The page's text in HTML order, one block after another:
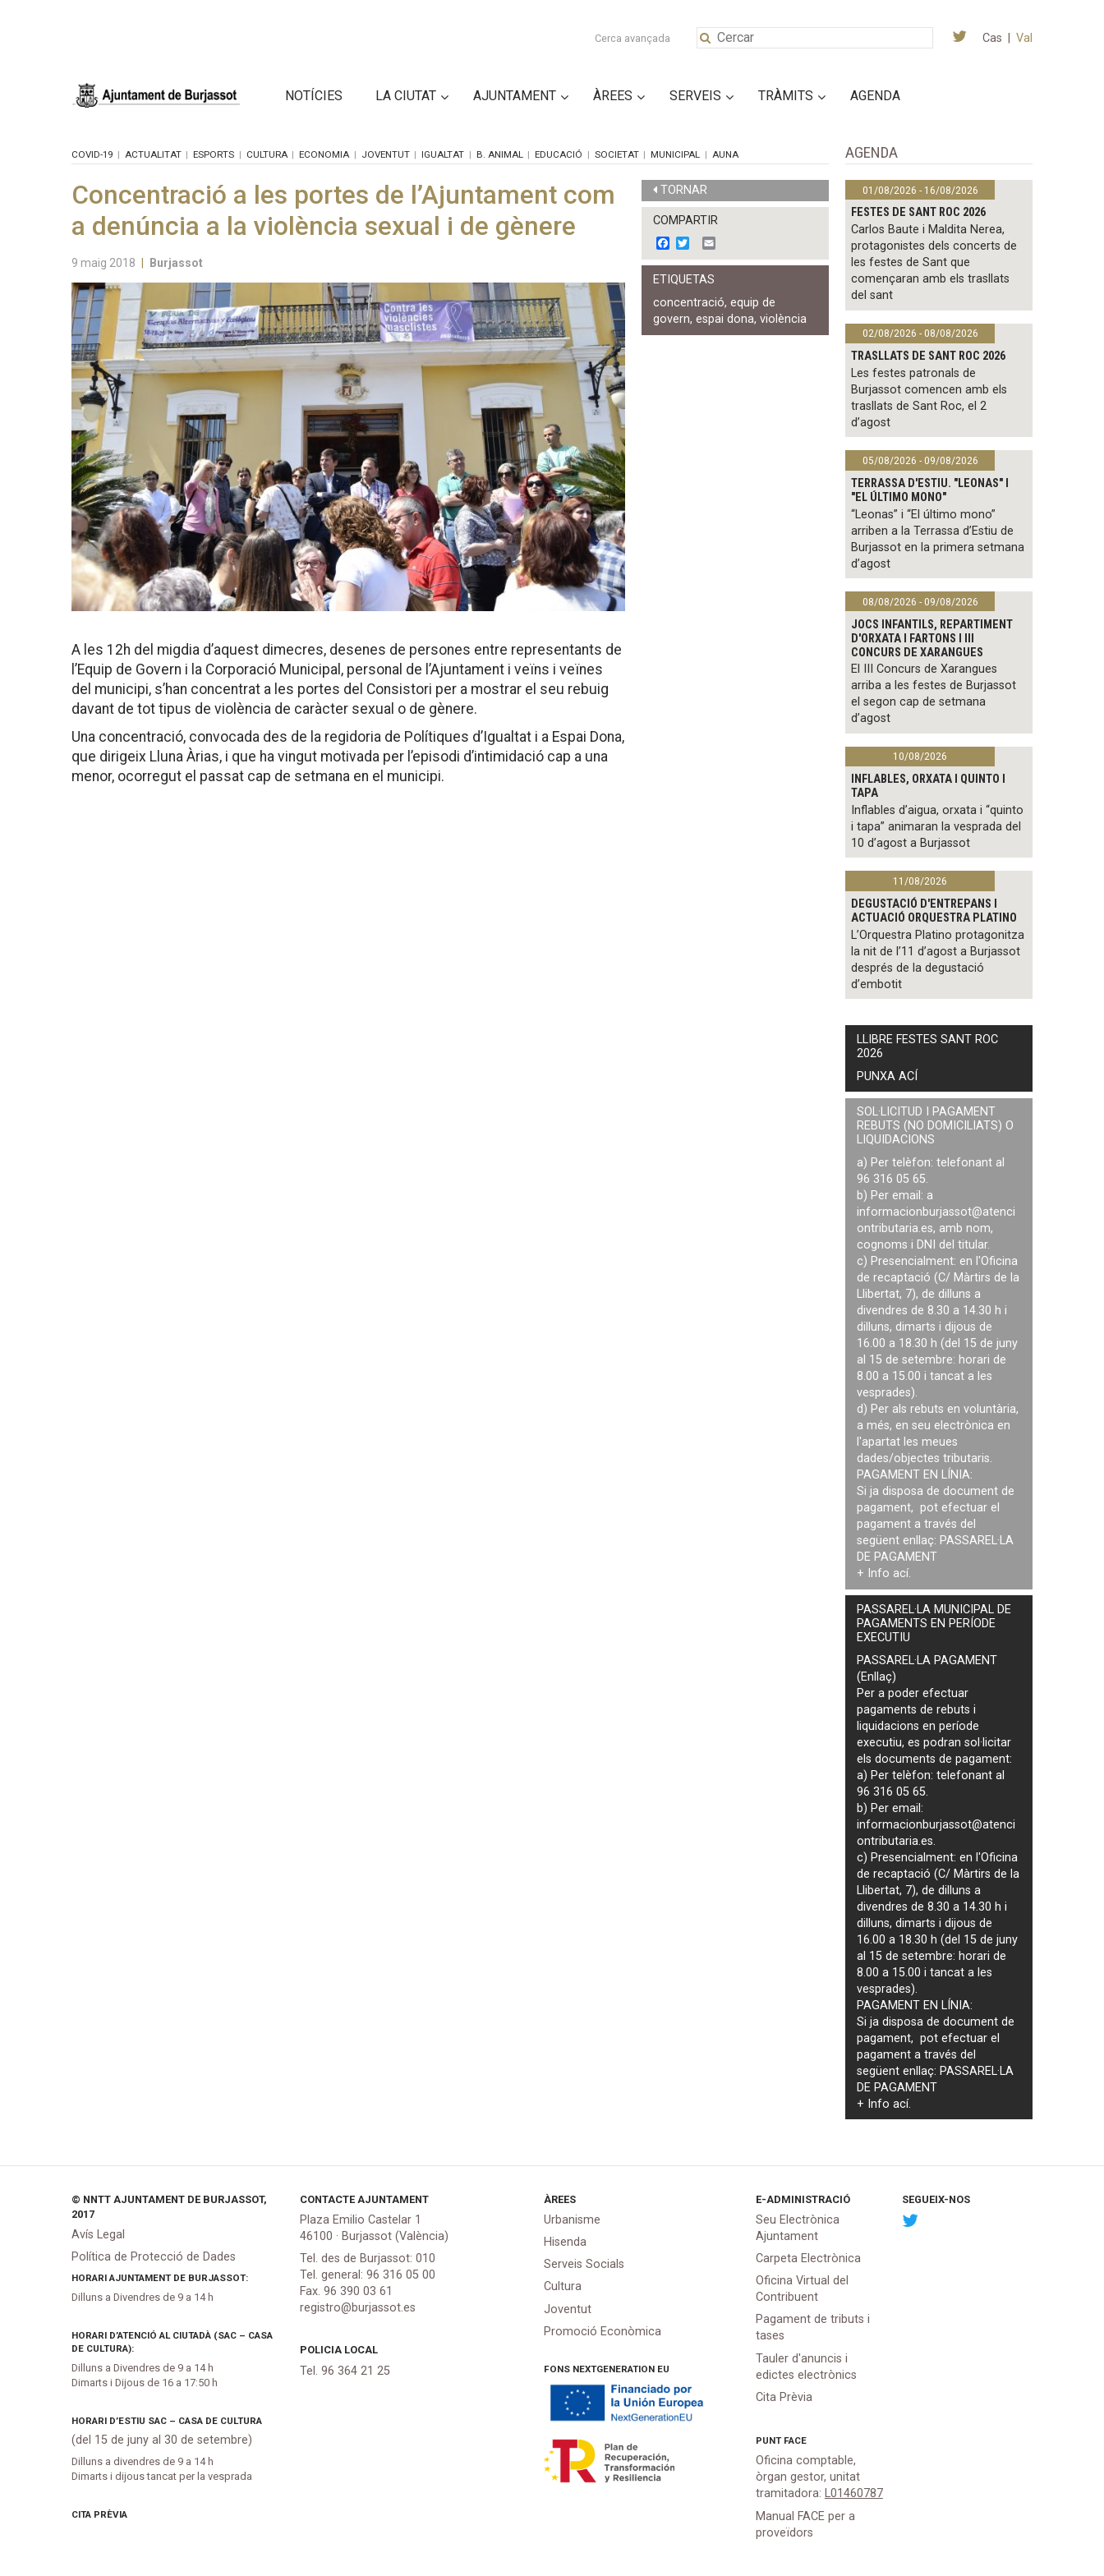
Cerca avançada Cas Val
NOTÍCIES LA CIUTAT AJUNTAMENT ÀREES SERVEIS TRÀMITS AGENDA
COVID-19 ACTUALITAT ESPORTS CULTURA ECONOMIA JOVENTUT IGUALTAT B. ANIMAL EDUCACIÓ SOCIETAT MUNICIPAL AUNA
Concentració a les portes de l’Ajuntament com
a denúncia a la violència sexual i de gènere
9 maig 2018 Burjassot
A les 12h del migdia d’aquest dimecres, desenes de persones entre representants de
l’Equip de Govern i la Corporació Municipal, personal de l’Ajuntament i veïns i veïnes
del municipi, s’han concentrat a les portes del Consistori per a mostrar el seu rebuig
davant de tot tipus de violència de caràcter sexual o de gènere.
Una concentració, convocada des de la regidoria de Polítiques d’Igualtat i a Espai Dona,
que dirigeix Lluna Àrias, i que ha vingut motivada per l’episodi d’intimidació cap a una
menor, ocorregut el passat cap de setmana en el municipi.
TORNAR
COMPARTIR
F
a
c
e
o
o
k
w
i
t
e
r
m
a
l
ETIQUETAS
concentració,equip de
govern,espai dona,violència
AGENDA
01/08/2026 - 16/08/2026
FESTES DE SANT ROC 2026
Carlos Baute i Maldita Nerea,
protagonistes dels concerts de
les festes de Sant que
començaran amb els trasllats
del sant
02/08/2026 - 08/08/2026
TRASLLATS DE SANT ROC 2026
Les festes patronals de
Burjassot comencen amb els
trasllats de Sant Roc, el 2
d’agost
05/08/2026 - 09/08/2026
TERRASSA D'ESTIU. "LEONAS" I
"EL ÚLTIMO MONO"
“Leonas” i “El último mono”
arriben a la Terrassa d’Estiu de
Burjassot en la primera setmana
d’agost
08/08/2026 - 09/08/2026
JOCS INFANTILS, REPARTIMENT
D'ORXATA I FARTONS I III
CONCURS DE XARANGUES
El III Concurs de Xarangues
arriba a les festes de Burjassot
el segon cap de setmana
d’agost
10/08/2026
INFLABLES, ORXATA I QUINTO I
TAPA
Inflables d’aigua, orxata i “quinto
i tapa” animaran la vesprada del
10 d’agost a Burjassot
11/08/2026
DEGUSTACIÓ D'ENTREPANS I
ACTUACIÓ ORQUESTRA PLATINO
L’Orquestra Platino protagonitza
la nit de l’11 d’agost a Burjassot
després de la degustació
d’embotit
LLIBRE FESTES SANT ROC
2026
PUNXA ACÍ
SOL·LICITUD I PAGAMENT
REBUTS (NO DOMICILIATS) O
LIQUIDACIONS
a) Per telèfon: telefonant al
96 316 05 65.
b) Per email: a
informacionburjassot@atenci
ontributaria.es, amb nom,
cognoms i DNI del titular.
c) Presencialment: en l'Oficina
de recaptació (C/ Màrtirs de la
Llibertat, 7), de dilluns a
divendres de 8.30 a 14.30 h i
dilluns, dimarts i dijous de
16.00 a 18.30 h (del 15 de juny
al 15 de setembre: horari de
8.00 a 15.00 i tancat a les
vesprades).
d) Per als rebuts en voluntària,
a més, en seu electrònica en
l'apartat les meues
dades/objectes tributaris.
PAGAMENT EN LÍNIA:
Si ja disposa de document de
pagament, pot efectuar el
pagament a través del
següent enllaç: PASSAREL·LA
DE PAGAMENT
+ Info ací.
PASSAREL·LA MUNICIPAL DE
PAGAMENTS EN PERÍODE
EXECUTIU
PASSAREL·LA PAGAMENT
(Enllaç)
Per a poder efectuar
pagaments derebuts i
liquidacions en període
executiu, es podransol·licitar
els documents de pagament:
a) Per telèfon: telefonant al
96 316 05 65.
b) Per email:
informacionburjassot@atenci
ontributaria.es.
c) Presencialment: en l'Oficina
de recaptació (C/ Màrtirs de la
Llibertat, 7), de dilluns a
divendres de 8.30 a 14.30 h i
dilluns, dimarts i dijous de
16.00 a 18.30 h (del 15 de juny
al 15 de setembre: horari de
8.00 a 15.00 i tancat a les
vesprades).
PAGAMENT EN LÍNIA:
Si ja disposa de document de
pagament, pot efectuar el
pagament a través del
següent enllaç: PASSAREL·LA
DE PAGAMENT
+ Infoací.
© NNTT AJUNTAMENT DE BURJASSOT,
2017
Avís Legal
Política de Protecció de Dades
HORARI AJUNTAMENT DE BURJASSOT:
Dilluns a Divendres de 9 a 14 h
HORARI D’ATENCIÓ AL CIUTADÀ (SAC – CASA
DE CULTURA):
Dilluns a Divendres de 9 a 14 h
Dimarts i Dijous de 16 a 17:50 h
HORARI D’ESTIU SAC – CASA DE CULTURA
(del 15 de juny al 30 de setembre)
Dilluns a divendres de 9 a 14 h
Dimarts i dijous tancat per la vesprada
CITA PRÈVIA
CONTACTE AJUNTAMENT
Plaza Emilio Castelar 1
46100 · Burjassot (València)
Tel. des de Burjassot: 010
Tel. general: 96 316 05 00
Fax. 96 390 03 61
registro@burjassot.es
POLICIA LOCAL
Tel. 96 364 21 25
ÀREES
Urbanisme
Hisenda
Serveis Socials
Cultura
Joventut
Promoció Econòmica
FONS NEXTGENERATION EU
E-ADMINISTRACIÓ
Seu Electrònica
Ajuntament
Carpeta Electrònica
Oficina Virtual del
Contribuent
Pagament de tributs i
tases
Tauler d'anuncis i
edictes electrònics
Cita Prèvia
PUNT FACE
Oficina comptable,
òrgan gestor, unitat
tramitadora: L01460787
Manual FACE per a
proveïdors
SEGUEIX-NOS